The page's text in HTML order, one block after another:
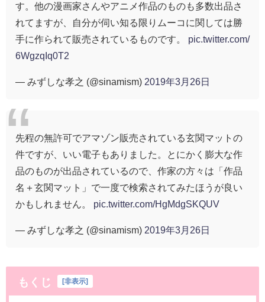
す。他の漫画家さんやアニメ作品のものも多数出品さ
れてますが、自分が伺い知る限りムーコに関しては勝
手に作られて販売されているものです。 pic.twitter.com/
6WgzqIq0T2
— みずしな孝之 (@sinamism) 2019年3月26日
先程の無許可でアマゾン販売されている玄関マットの
件ですが、いい電子もありました。とにかく膨大な作
品のものが出品されているので、作家の方々は「作品
名＋玄関マット」で一度で検索されてみたほうが良い
かもしれません。 pic.twitter.com/HgMdgSKQUV
— みずしな孝之 (@sinamism) 2019年3月26日
もくじ [非表示]